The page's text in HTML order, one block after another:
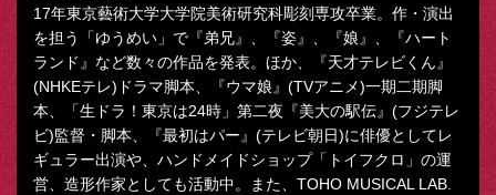
17年東京藝術大学大学院美術研究科彫刻専攻卒業。作・演出
を担う「ゆうめい」で『弟兄』、『姿』、『娘』、『ハート
ランド』など数々の作品を発表。ほか、『天才テレビくん』
(NHKEテレ)ドラマ脚本、『ウマ娘』(TVアニメ)一期二期脚
本、「生ドラ！東京は24時」第二夜『美大の駅伝』(フジテレ
ビ)監督・脚本、『最初はパー』(テレビ朝日)に俳優としてレ
ギュラー出演や、ハンドメイドショップ「トイフクロ」の運
営、造形作家としても活動中。また、TOHO MUSICAL LAB.